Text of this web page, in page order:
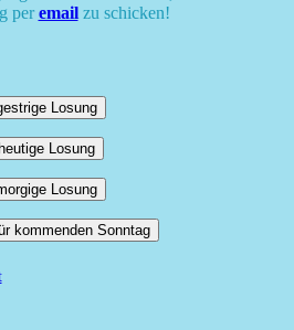
peremailzu schicken!
Losung
heutige Losung
Losung
kommenden Sonntag